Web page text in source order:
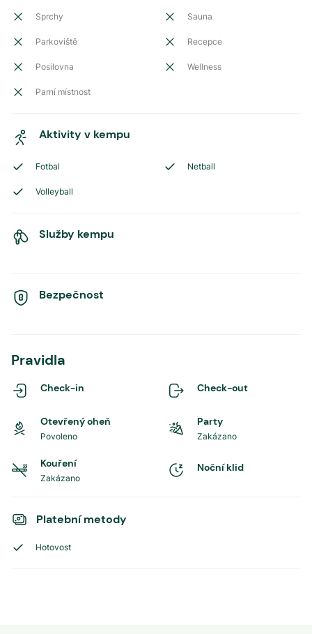
Sprchy Sauna
Parkoviště Recepce
Posilovna Wellness
Parní místnost
Aktivity v kempu
Fotbal Netball
Volleyball
Služby kempu
Bezpečnost
Pravidla
Check-in Check-out
Otevřený oheň
Povoleno
Party
Zakázano
Kouření
Zakázano
Noční klid
Platební metody
Hotovost